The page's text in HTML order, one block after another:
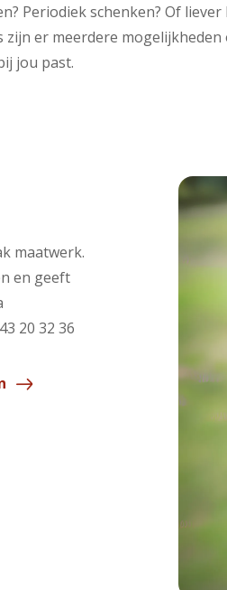
Periodiek schenken? Of
er meerdere
jou past.
maatwerk.
en geeft
20 32 36